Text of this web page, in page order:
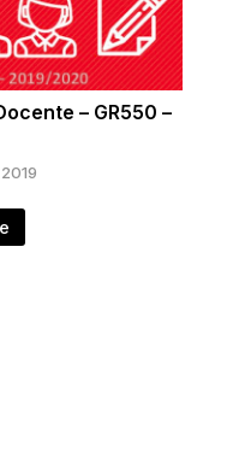
– GR550 –